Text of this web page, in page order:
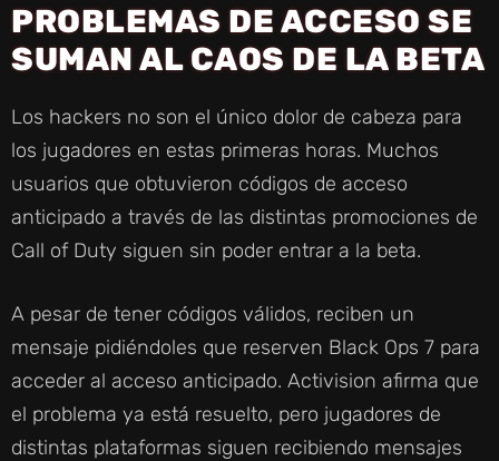
PROBLEMAS DE ACCESO SE
SUMAN AL CAOS DE LA BETA
Los hackers no son el único dolor de cabeza para
los jugadores en estas primeras horas. Muchos
usuarios que obtuvieron códigos de acceso
anticipado a través de las distintas promociones de
Call of Duty siguen sin poder entrar a la beta.
A pesar de tener códigos válidos, reciben un
mensaje pidiéndoles que reserven Black Ops 7 para
acceder al acceso anticipado. Activision afirma que
el problema ya está resuelto, pero jugadores de
distintas plataformas siguen recibiendo mensajes